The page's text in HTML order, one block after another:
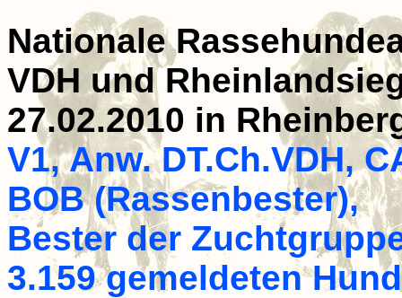
Nationale
VDH und
27.02.2010 in
V1, Anw. DT.Ch.VDH,
BOB(Rassenbester),
Bester der
3.159 gemeldeten